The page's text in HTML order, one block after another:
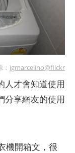
jgmarcelino@flickr
人才會知道使用
分享網友的使用
機開箱文，很